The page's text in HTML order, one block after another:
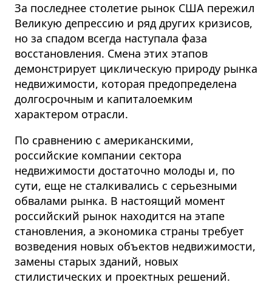
За последнее столетие рынок США пережил
Великую депрессию и ряд других кризисов,
но за спадом всегда наступала фаза
восстановления. Смена этих этапов
демонстрирует циклическую природу рынка
недвижимости, которая предопределена
долгосрочным и капиталоемким
характером отрасли.
По сравнению с американскими,
российские компании сектора
недвижимости достаточно молоды и, по
сути, еще не сталкивались с серьезными
обвалами рынка. В настоящий момент
российский рынок находится на этапе
становления, а экономика страны требует
возведения новых объектов недвижимости,
замены старых зданий, новых
стилистических и проектных решений.